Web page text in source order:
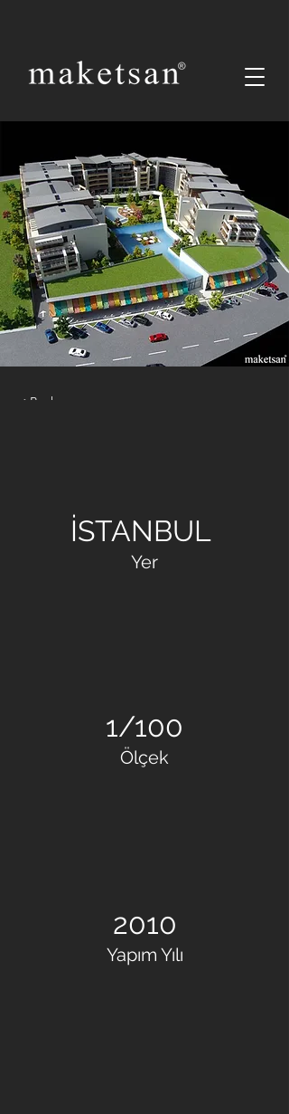
< Back
İSTANBUL
Yer
1/100
Ölçek
2010
Yapım Yılı